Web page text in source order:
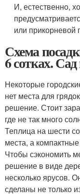
И, естественно,
или прикорневой
Схема
6 сотках.
Некоторые
нет места для
решение. Стоит
где не так много
Теплица на шести
места, а
Чтобы сэкономить
решение в виде
несколько ярусов.
сделаны не только